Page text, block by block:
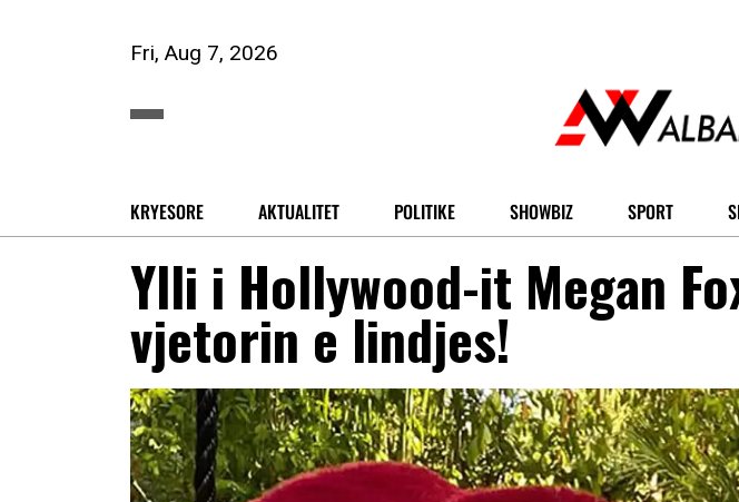
Fri, Aug 7, 2026
KRYESORE AKTUALITET POLITIKE SHOWBIZ SPORT
Ylli i Hollywood-it Megan
vjetorin e lindjes!